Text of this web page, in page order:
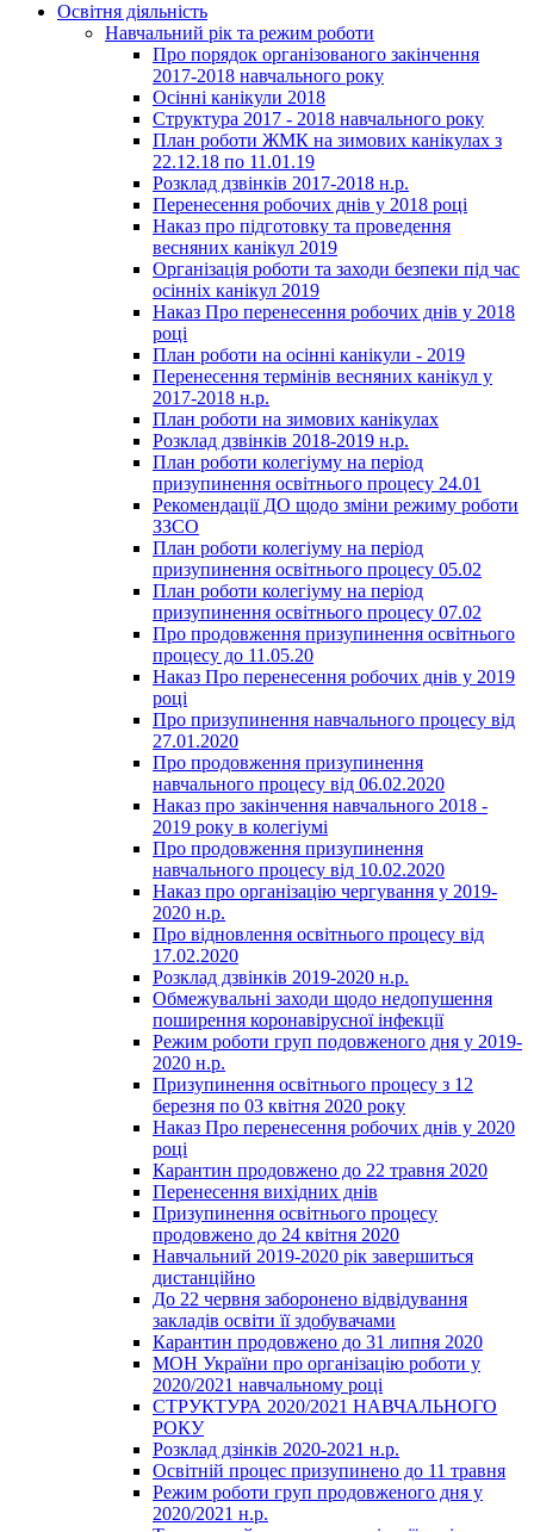
Освітня діяльність
Навчальний рік та режим роботи
Про порядок організованого закінчення
2017-2018 навчального року
Осінні канікули 2018
Структура 2017 - 2018 навчального року
План роботи ЖМК на зимових канікулах з
22.12.18 по 11.01.19
Розклад дзвінків 2017-2018 н.р.
Перенесення робочих днів у 2018 році
Наказ про підготовку та проведення
весняних канікул 2019
Організація роботи та заходи безпеки під час
осінніх канікул 2019
Наказ Про перенесення робочих днів у 2018
році
План роботи на осінні канікули - 2019
Перенесення термінів весняних канікул у
2017-2018 н.р.
План роботи на зимових канікулах
Розклад дзвінків 2018-2019 н.р.
План роботи колегіуму на період
призупинення освітнього процесу 24.01
Рекомендації ДО щодо зміни режиму роботи
ЗЗСО
План роботи колегіуму на період
призупинення освітнього процесу 05.02
План роботи колегіуму на період
призупинення освітнього процесу 07.02
Про продовження призупинення освітнього
процесу до 11.05.20
Наказ Про перенесення робочих днів у 2019
році
Про призупинення навчального процесу від
27.01.2020
Про продовження призупинення
навчального процесу від 06.02.2020
Наказ про закінчення навчального 2018 -
2019 року в колегіумі
Про продовження призупинення
навчального процесу від 10.02.2020
Наказ про організацію чергування у 2019-
2020 н.р.
Про відновлення освітнього процесу від
17.02.2020
Розклад дзвінків 2019-2020 н.р.
Обмежувальні заходи щодо недопушення
поширення коронавірусної інфекції
Режим роботи груп подовженого дня у 2019-
2020 н.р.
Призупинення освітнього процесу з 12
березня по 03 квітня 2020 року
Наказ Про перенесення робочих днів у 2020
році
Карантин продовжено до 22 травня 2020
Перенесення вихідних днів
Призупинення освітнього процесу
продовжено до 24 квітня 2020
Навчальний 2019-2020 рік завершиться
дистанційно
До 22 червня заборонено відвідування
закладів освіти її здобувачами
Карантин продовжено до 31 липня 2020
МОН України про організацію роботи у
2020/2021 навчальному році
СТРУКТУРА 2020/2021 НАВЧАЛЬНОГО
РОКУ
Розклад дзінків 2020-2021 н.р.
Освітній процес призупинено до 11 травня
Режим роботи груп продовженого дня у
2020/2021 н.р.